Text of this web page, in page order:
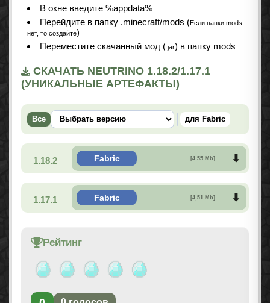
В окне введите %appdata%
Перейдите в папку .minecraft/mods (Если папки mods
нет, то создайте)
Переместите скачанный мод ( .jar) в папку mods
СКАЧАТЬ NEUTRINO 1.18.2/1.17.1
(УНИКАЛЬНЫЕ АРТЕФАКТЫ)
Все для Fabric
1.18.2 Fabric [4,55 Mb]
1.17.1 Fabric [4,51 Mb]
Рейтинг